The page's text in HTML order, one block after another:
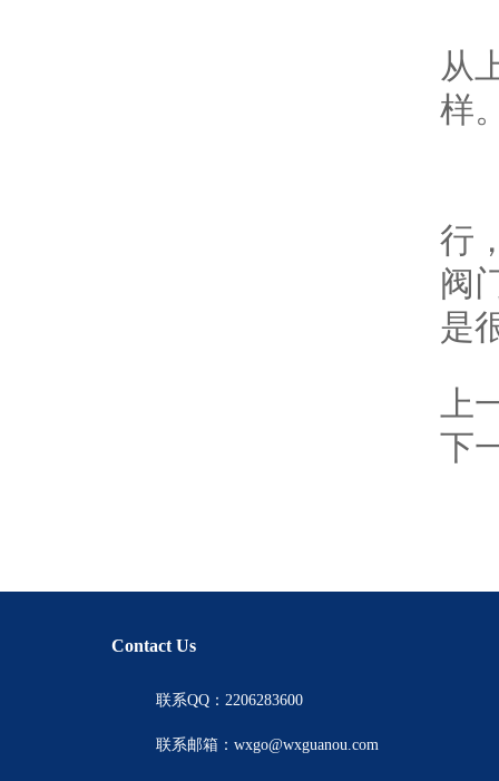
从
样
行
阀
是
上
下
Contact Us
联系QQ：2206283600
联系邮箱：wxgo@wxguanou.com